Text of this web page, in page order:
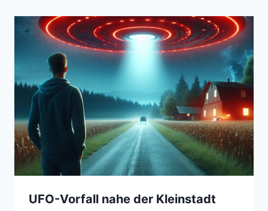
UFO-Vorfall nahe der Kleinstadt